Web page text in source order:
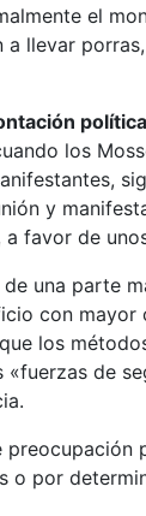
el
llevar
política
los
y
favor de
una parte
con
los
de
por